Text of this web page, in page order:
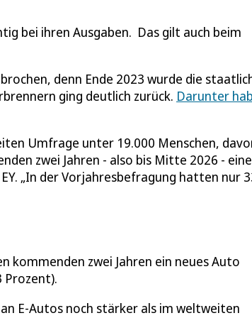
bei ihren Ausgaben. Das gilt auch beim
denn Ende 2023 wurde die
ging deutlich zurück. Darunter
Umfrage unter 19.000 Menschen,
zwei Jahren - also bis Mitte 2026 -
„In der Vorjahresbefragung hatten nur
kommenden zwei Jahren ein neues Auto
Prozent).
E-Autos noch stärker als im weltweiten